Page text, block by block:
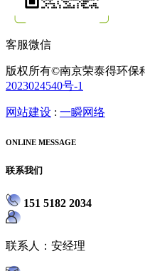
客服微信
版权所有©南京荣泰得环保
2023024540号-1
网站建设 : 一瞬网络
ONLINE MESSAGE
联系我们
151 5182 2034
联系人：安经理